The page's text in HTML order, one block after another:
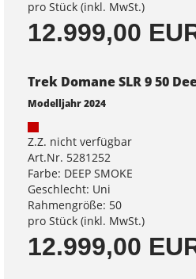
pro Stück (inkl. MwSt.)
12.999,00
Trek Domane SLR 9 50
Modelljahr 2024
Z.Z. nicht verfügbar
Art.Nr. 5281252
Farbe: DEEP SMOKE
Geschlecht: Uni
Rahmengröße: 50
pro Stück (inkl. MwSt.)
12.999,00